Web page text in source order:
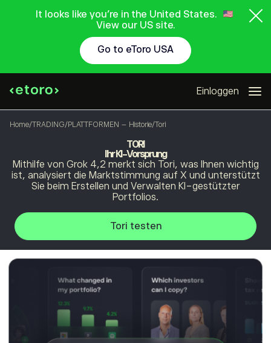
It looks like you're in the United States.
View our US site.
Go to eToro USA
Einloggen
Home/TRADING/PLATTFORMEN – Historie/Tori
TORI
Ihr KI-Vorsprung
Mithilfe von Grok 4,2 merkt sich Tori, was Ihnen wichtig
ist, analysiert die Marktstimmung auf X und unterstützt
Sie beim Erstellen und Verwalten KI-gestützter
Portfolios.
Tori testen